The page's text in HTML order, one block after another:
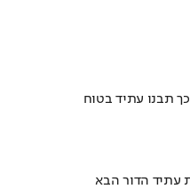
תבנו עתיד בטוח
עתיד הדור הבא